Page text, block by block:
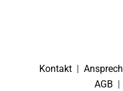
Kontakt
AGB